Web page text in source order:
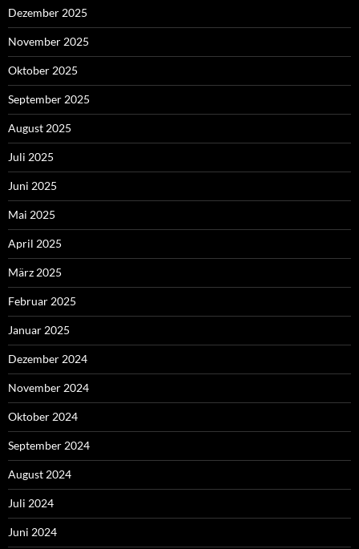
Dezember 2025
November 2025
Oktober 2025
September 2025
August 2025
Juli 2025
Juni 2025
Mai 2025
April 2025
März 2025
Februar 2025
Januar 2025
Dezember 2024
November 2024
Oktober 2024
September 2024
August 2024
Juli 2024
Juni 2024